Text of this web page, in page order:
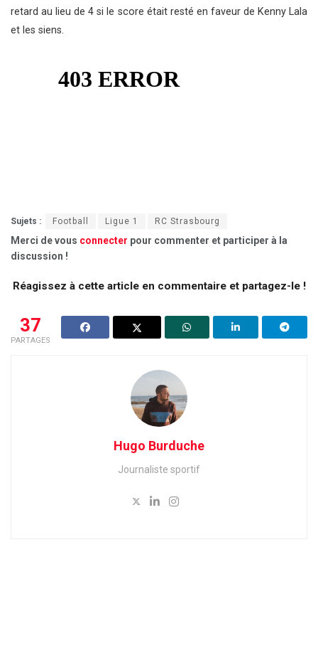
retard au lieu de 4 si le score était resté en faveur de Kenny Lala
et les siens.
Sujets : Football Ligue 1 RC Strasbourg
Merci de vous connecter pour commenter et participer à la
discussion !
Réagissez à cette article en commentaire et partagez-le !
37
PARTAGES
Hugo Burduche
Journaliste sportif